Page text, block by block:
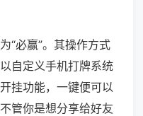
“必赢”。其操作方式
自定义手机打牌系统
挂功能，一键便可以
管你是想分享给好友